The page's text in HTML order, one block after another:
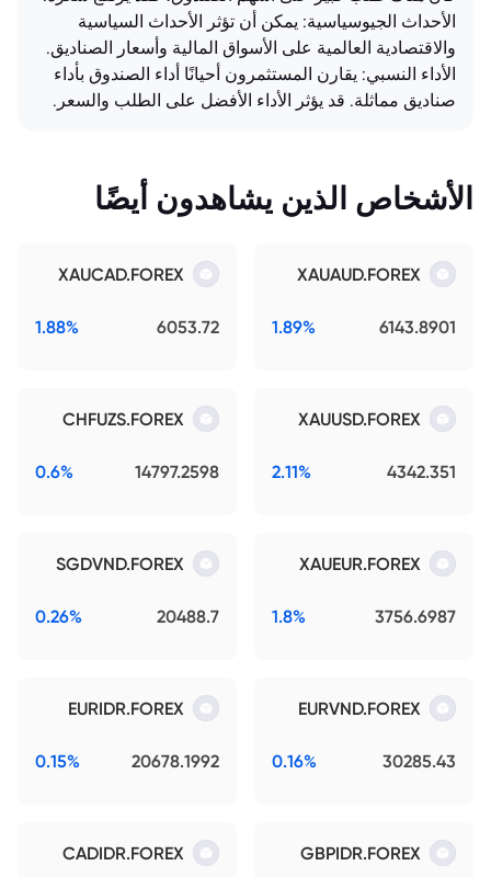
الأحداث الجيوسياسية: يمكن أن تؤثر الأحداث السياسية
والاقتصادية العالمية على الأسواق المالية وأسعار الصناديق.
الأداء النسبي: يقارن المستثمرون أحيانًا أداء الصندوق بأداء
صناديق مماثلة. قد يؤثر الأداء الأفضل على الطلب والسعر.
الأشخاص الذين يشاهدون أيضًا
XAUAUD.FOREX
6143.8901
1.89%
XAUCAD.FOREX
6053.72
1.88%
XAUUSD.FOREX
4342.351
2.11%
CHFUZS.FOREX
14797.2598
0.6%
XAUEUR.FOREX
3756.6987
1.8%
SGDVND.FOREX
20488.7
0.26%
EURVND.FOREX
30285.43
0.16%
EURIDR.FOREX
20678.1992
0.15%
GBPIDR.FOREX
CADIDR.FOREX